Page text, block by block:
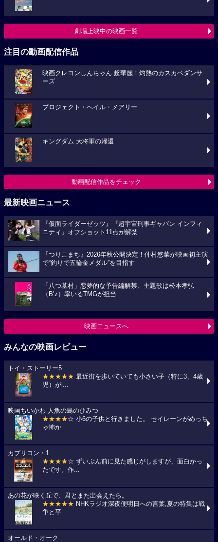
劇場上映中の映画一覧
注目の動画配信作品
映画クレヨンしんちゃん 超華麗！灼熱のカスカベダンサ
ーズ
プロジェクト・ヘイル・メアリー
キングダム 大将軍の帰還
動画配信作品をチェック
最新映画ニュース
『仮面ライダーゼッツ』『超宇宙刑事ギャバン インフィ
ニティ』オフショット11点が解禁
『つりこまち』2026年秋公開決定！仲村悠菜が映画初主演
で“釣りで五輪金メダル”を目指す
「八つ墓村」悪夢的な予告編解禁、主題歌は松本孝弘
（B’z）率いるTMGが担当
映画ニュースへ
みんなの映画レビュー
トイ・ストーリー5
★★★★★ 最近街を歩いていても小さい子（特に3、4歳
児）がi...
映画ちいかわ 人魚の島のひみつ
★★★★☆ 小6の子供と行きました。 セイレーンがめっち
ゃ怖か...
カプリコン・1
★★★★☆ ずいぶん前に見た感じがしますが、面白かっ
たです。作...
あの花が咲く丘で、君とまた出会えたら。
★★★★★ NHKラジオ深夜便明日への言葉,夏の特集は戦
争と平...
オールド・オーク